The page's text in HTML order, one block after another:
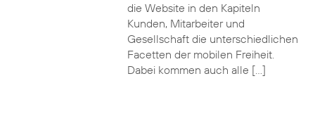
die Website in den Kapiteln
Kunden, Mitarbeiter und
Gesellschaft die unterschiedlichen
Facetten der mobilen Freiheit.
Dabei kommen auch alle […]